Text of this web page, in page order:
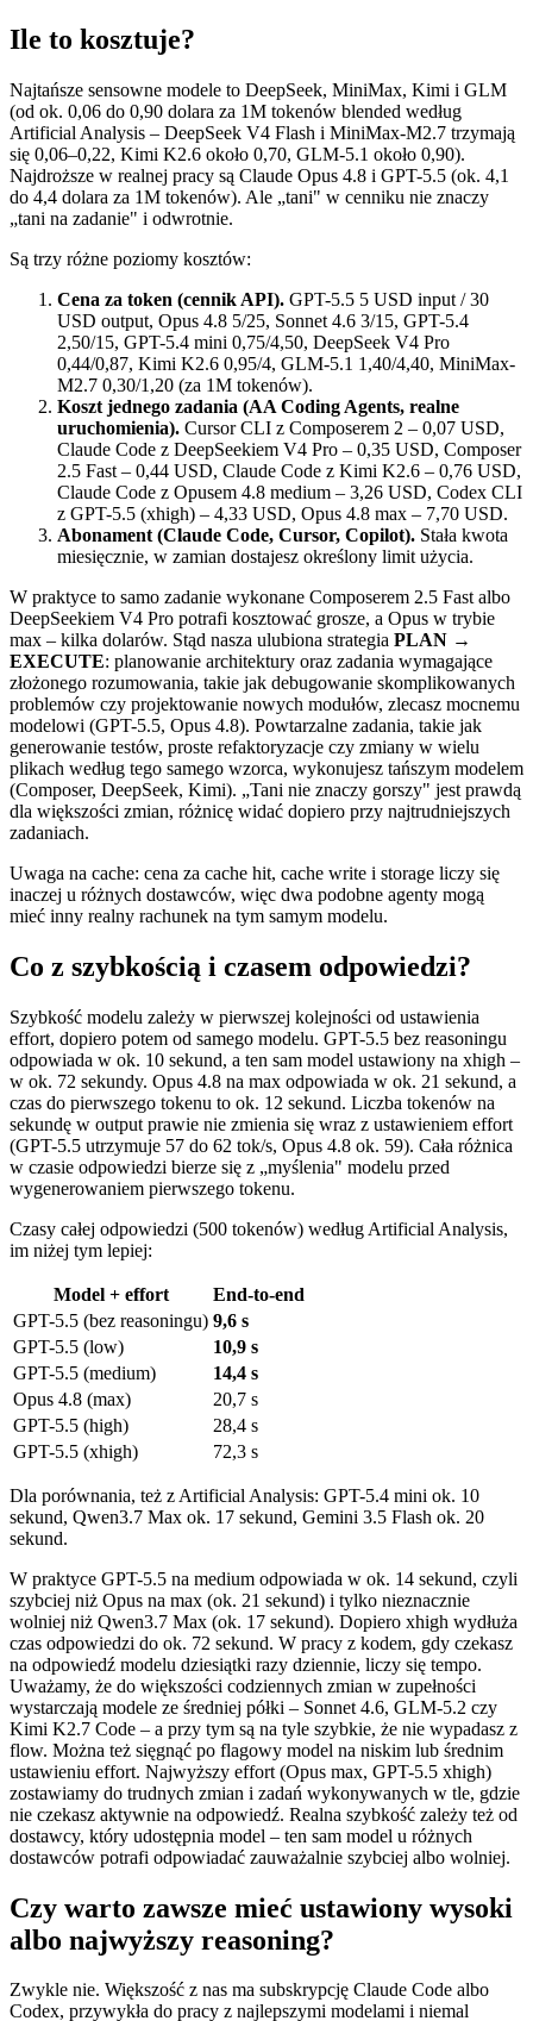
Ile to kosztuje?
Najtańsze sensowne modele to DeepSeek, MiniMax, Kimi i GLM
(od ok. 0,06 do 0,90 dolara za 1M tokenów blended według
Artificial Analysis – DeepSeek V4 Flash i MiniMax-M2.7 trzymają
się 0,06–0,22, Kimi K2.6 około 0,70, GLM-5.1 około 0,90).
Najdroższe w realnej pracy są Claude Opus 4.8 i GPT-5.5 (ok. 4,1
do 4,4 dolara za 1M tokenów). Ale „tani" w cenniku nie znaczy
„tani na zadanie" i odwrotnie.
Są trzy różne poziomy kosztów:
Cena za token (cennik API). GPT-5.5 5 USD input / 30
USD output, Opus 4.8 5/25, Sonnet 4.6 3/15, GPT-5.4
2,50/15, GPT-5.4 mini 0,75/4,50, DeepSeek V4 Pro
0,44/0,87, Kimi K2.6 0,95/4, GLM-5.1 1,40/4,40, MiniMax-
M2.7 0,30/1,20 (za 1M tokenów).
Koszt jednego zadania (AA Coding Agents, realne
uruchomienia). Cursor CLI z Composerem 2 – 0,07 USD,
Claude Code z DeepSeekiem V4 Pro – 0,35 USD, Composer
2.5 Fast – 0,44 USD, Claude Code z Kimi K2.6 – 0,76 USD,
Claude Code z Opusem 4.8 medium – 3,26 USD, Codex CLI
z GPT-5.5 (xhigh) – 4,33 USD, Opus 4.8 max – 7,70 USD.
Abonament (Claude Code, Cursor, Copilot). Stała kwota
miesięcznie, w zamian dostajesz określony limit użycia.
W praktyce to samo zadanie wykonane Composerem 2.5 Fast albo
DeepSeekiem V4 Pro potrafi kosztować grosze, a Opus w trybie
max – kilka dolarów. Stąd nasza ulubiona strategia PLAN →
EXECUTE: planowanie architektury oraz zadania wymagające
złożonego rozumowania, takie jak debugowanie skomplikowanych
problemów czy projektowanie nowych modułów, zlecasz mocnemu
modelowi (GPT-5.5, Opus 4.8). Powtarzalne zadania, takie jak
generowanie testów, proste refaktoryzacje czy zmiany w wielu
plikach według tego samego wzorca, wykonujesz tańszym modelem
(Composer, DeepSeek, Kimi). „Tani nie znaczy gorszy" jest prawdą
dla większości zmian, różnicę widać dopiero przy najtrudniejszych
zadaniach.
Uwaga na cache: cena za cache hit, cache write i storage liczy się
inaczej u różnych dostawców, więc dwa podobne agenty mogą
mieć inny realny rachunek na tym samym modelu.
Co z szybkością i czasem odpowiedzi?
Szybkość modelu zależy w pierwszej kolejności od ustawienia
effort, dopiero potem od samego modelu. GPT-5.5 bez reasoningu
odpowiada w ok. 10 sekund, a ten sam model ustawiony na xhigh –
w ok. 72 sekundy. Opus 4.8 na max odpowiada w ok. 21 sekund, a
czas do pierwszego tokenu to ok. 12 sekund. Liczba tokenów na
sekundę w output prawie nie zmienia się wraz z ustawieniem effort
(GPT-5.5 utrzymuje 57 do 62 tok/s, Opus 4.8 ok. 59). Cała różnica
w czasie odpowiedzi bierze się z „myślenia" modelu przed
wygenerowaniem pierwszego tokenu.
Czasy całej odpowiedzi (500 tokenów) według Artificial Analysis,
im niżej tym lepiej:
Model + effort
End-to-end
GPT-5.5 (bez reasoningu) 9,6 s
GPT-5.5 (low)
10,9 s
GPT-5.5 (medium)
14,4 s
Opus 4.8 (max)
20,7 s
GPT-5.5 (high)
28,4 s
GPT-5.5 (xhigh)
72,3 s
Dla porównania, też z Artificial Analysis: GPT-5.4 mini ok. 10
sekund, Qwen3.7 Max ok. 17 sekund, Gemini 3.5 Flash ok. 20
sekund.
W praktyce GPT-5.5 na medium odpowiada w ok. 14 sekund, czyli
szybciej niż Opus na max (ok. 21 sekund) i tylko nieznacznie
wolniej niż Qwen3.7 Max (ok. 17 sekund). Dopiero xhigh wydłuża
czas odpowiedzi do ok. 72 sekund. W pracy z kodem, gdy czekasz
na odpowiedź modelu dziesiątki razy dziennie, liczy się tempo.
Uważamy, że do większości codziennych zmian w zupełności
wystarczają modele ze średniej półki – Sonnet 4.6, GLM-5.2 czy
Kimi K2.7 Code – a przy tym są na tyle szybkie, że nie wypadasz z
flow. Można też sięgnąć po flagowy model na niskim lub średnim
ustawieniu effort. Najwyższy effort (Opus max, GPT-5.5 xhigh)
zostawiamy do trudnych zmian i zadań wykonywanych w tle, gdzie
nie czekasz aktywnie na odpowiedź. Realna szybkość zależy też od
dostawcy, który udostępnia model – ten sam model u różnych
dostawców potrafi odpowiadać zauważalnie szybciej albo wolniej.
Czy warto zawsze mieć ustawiony wysoki
albo najwyższy reasoning?
Zwykle nie. Większość z nas ma subskrypcję Claude Code albo
Codex, przywykła do pracy z najlepszymi modelami i niemal